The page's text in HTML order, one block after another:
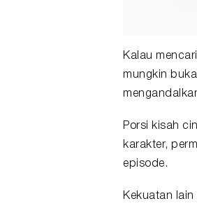
Kalau
mungkin
Porsi kisah
karakter,
episode.
Kekuatan